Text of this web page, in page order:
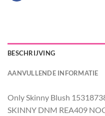
BESCHRIJVING
AANVULLENDE INFORMATIE
Only Skinny Blush
SKINNY DNM REA409